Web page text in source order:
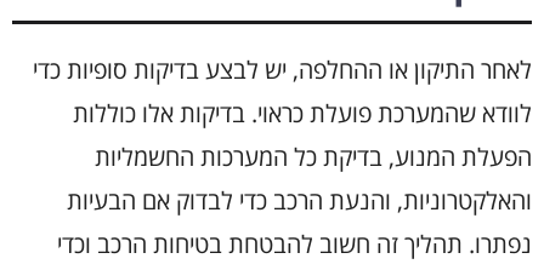
לאחר התיקון או ההחלפה, יש לבצע בדיקות סופיות כדי
לוודא שהמערכת פועלת כראוי. בדיקות אלו כוללות
הפעלת המנוע, בדיקת כל המערכות החשמליות
והאלקטרוניות, והנעת הרכב כדי לבדוק אם הבעיות
נפתרו. תהליך זה חשוב להבטחת בטיחות הרכב וכדי